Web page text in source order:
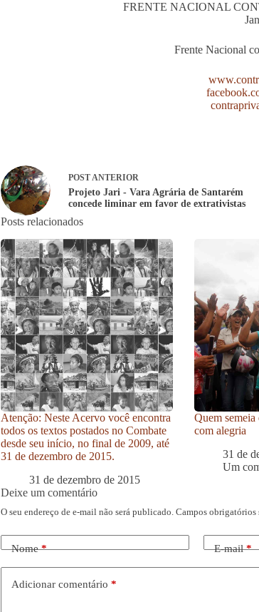
FRENTE NACIONAL
Frente Nacional
POSTANTERIOR
Projeto Jari - Vara Agrária de Santarém
concede liminar em favor de extrativistas
Posts relacionados
Atenção: Neste Acervo você encontra
todos os textos postados no Combate
desde seu início, no final de 2009, até
31 de dezembro de 2015.
31 de dezembro de 2015
Quem
com alegria
31 de
Um
Deixe um comentário
O seu endereço de e-mail não será publicado. Campos obrigatórios
Nome* E-mail*
Adicionar comentário *